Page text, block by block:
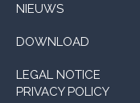
NIEUWS
DOWNLOAD
LEGAL NOTICE
PRIVACY POLICY